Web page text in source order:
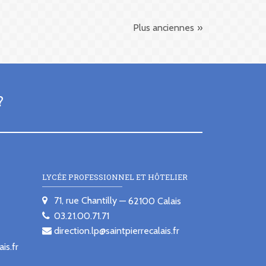
Plus anciennes
LYCÉE PROFESSIONNEL ET HÔTELIER
71, rue Chantilly 62100 Calais
03.21.00.71.71
direction.lp@saintpierrecalais.fr